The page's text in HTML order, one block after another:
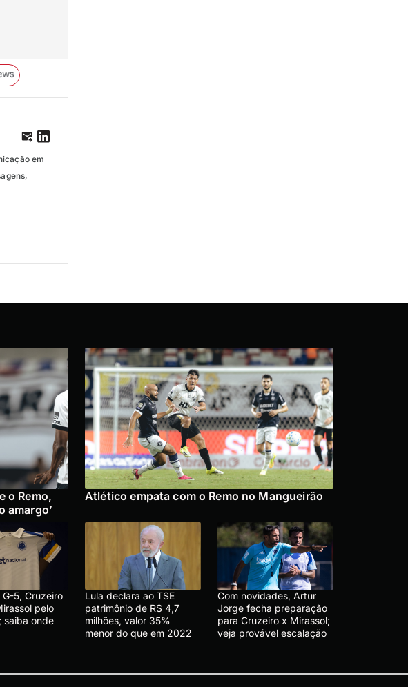
em
o Remo,
amargo’
Atlético empata com o Remo no Mangueirão
G-5, Cruzeiro
pelo
saiba onde
Lula declara ao TSE
patrimônio de R$ 4,7
milhões, valor 35%
menor do que em 2022
Com novidades, Artur
Jorge fecha preparação
para Cruzeiro x Mirassol;
veja provável escalação